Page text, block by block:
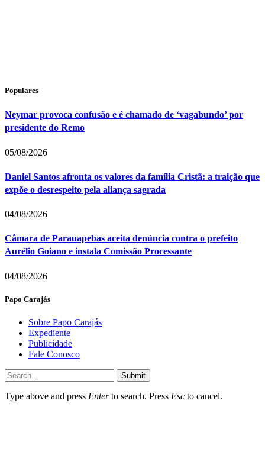
Populares
Neymar provoca confusão e é chamado de ‘vagabundo’ por
presidente do Remo
05/08/2026
Daniel Santos afronta os valores da família Cristã: a traição que
expõe o desrespeito pela aliança sagrada
04/08/2026
Câmara de Parauapebas aceita denúncia contra o prefeito
Aurélio Goiano e instala Comissão Processante
04/08/2026
Papo Carajás
Sobre Papo Carajás
Expediente
Publicidade
Fale Conosco
Submit
Type above and press Enterto search. Press Esc to cancel.